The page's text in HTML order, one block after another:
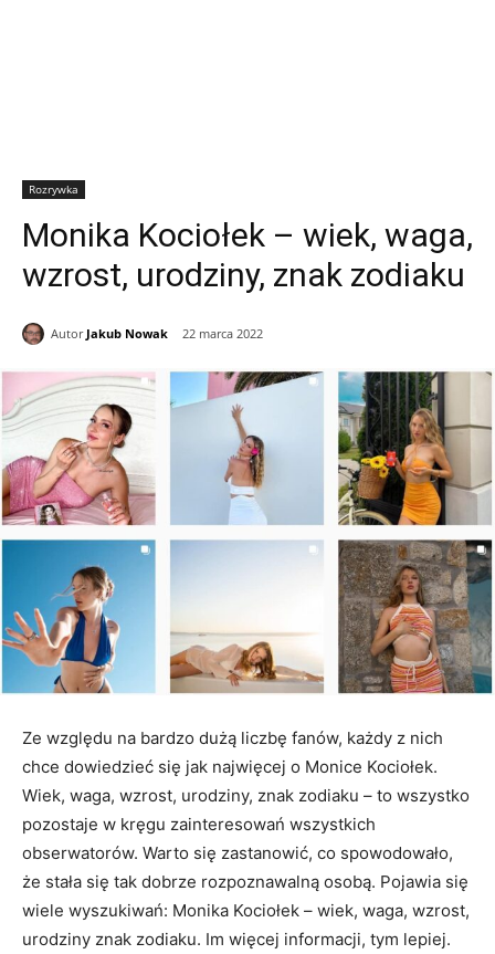
Rozrywka
Monika Kociołek – wiek, waga,
wzrost, urodziny, znak zodiaku
Autor Jakub Nowak 22 marca 2022
Ze względu na bardzo dużą liczbę fanów, każdy z nich
chce dowiedzieć się jak najwięcej o Monice Kociołek.
Wiek, waga, wzrost, urodziny, znak zodiaku – to wszystko
pozostaje w kręgu zainteresowań wszystkich
obserwatorów. Warto się zastanowić, co spowodowało,
że stała się tak dobrze rozpoznawalną osobą. Pojawia się
wiele wyszukiwań: Monika Kociołek – wiek, waga, wzrost,
urodziny znak zodiaku. Im więcej informacji, tym lepiej.